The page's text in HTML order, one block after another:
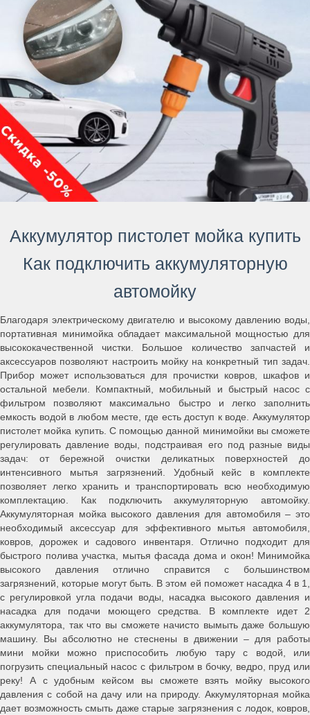
Аккумулятор пистолет мойка купить
Как подключить аккумуляторную
автомойку
Благодаря электрическому двигателю и высокому давлению воды,
портативная минимойка обладает максимальной мощностью для
высококачественной чистки. Большое количество запчастей и
аксессуаров позволяют настроить мойку на конкретный тип задач.
Прибор может использоваться для прочистки ковров, шкафов и
остальной мебели. Компактный, мобильный и быстрый насос с
фильтром позволяют максимально быстро и легко заполнить
емкость водой в любом месте, где есть доступ к воде. Аккумулятор
пистолет мойка купить. С помощью данной минимойки вы сможете
регулировать давление воды, подстраивая его под разные виды
задач: от бережной очистки деликатных поверхностей до
интенсивного мытья загрязнений. Удобный кейс в комплекте
позволяет легко хранить и транспортировать всю необходимую
комплектацию. Как подключить аккумуляторную автомойку.
Аккумуляторная мойка высокого давления для автомобиля – это
необходимый аксессуар для эффективного мытья автомобиля,
ковров, дорожек и садового инвентаря. Отлично подходит для
быстрого полива участка, мытья фасада дома и окон! Минимойка
высокого давления отлично справится с большинством
загрязнений, которые могут быть. В этом ей поможет насадка 4 в 1,
с регулировкой угла подачи воды, насадка высокого давления и
насадка для подачи моющего средства. В комплекте идет 2
аккумулятора, так что вы сможете начисто вымыть даже большую
машину. Вы абсолютно не стеснены в движении – для работы
мини мойки можно приспособить любую тару с водой, или
погрузить специальный насос с фильтром в бочку, ведро, пруд или
реку! А с удобным кейсом вы сможете взять мойку высокого
давления с собой на дачу или на природу. Аккумуляторная мойка
дает возможность смыть даже старые загрязнения с лодок, ковров,